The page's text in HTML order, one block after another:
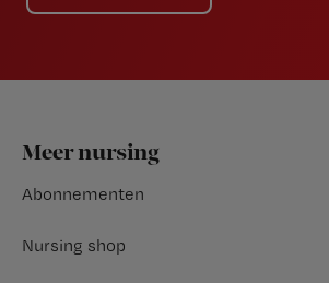
Footer
Meer nursing
Abonnementen
Nursing shop